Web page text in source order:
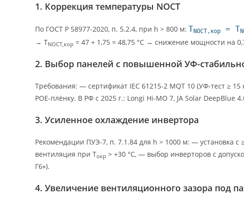
1. Коррекция температуры NOCT
По ГОСТ Р 58977-2020, п. 5.2.4, при h > 800 м: TNOCT,кор = T
→ TNOCT,кор = 47 + 1,75 = 48,75 °C → снижение мощности на
2. Выбор панелей с повышенной УФ-
Требования: — сертификат IEC 61215-2 MQT 10 (УФ-тест ≥
POE-плёнку. В РФ с 2025 г.: Longi Hi-MO 7, JA Solar DeepBlue
3. Усиленное охлаждение инвертора
Рекомендации ПУЭ-7, п. 7.1.84 для h > 1000 м: — установка
вентиляция при Tокр > +30 °C, — выбор инверторов с
Г6»).
4. Увеличение вентиляционного зазора под